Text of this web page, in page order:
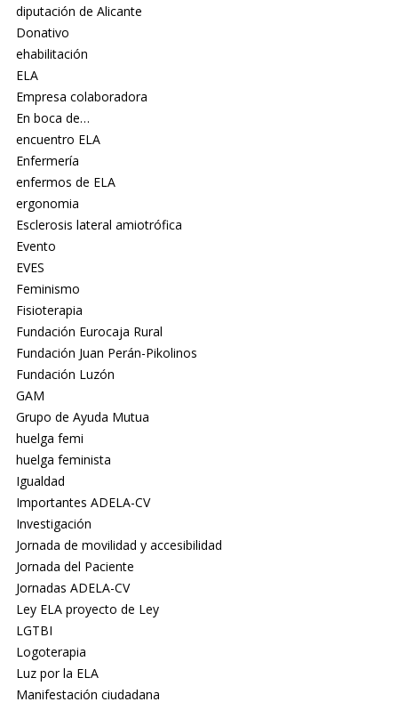
diputación de Alicante
Donativo
ehabilitación
ELA
Empresa colaboradora
En boca de…
encuentro ELA
Enfermería
enfermos de ELA
ergonomia
Esclerosis lateral amiotrófica
Evento
EVES
Feminismo
Fisioterapia
Fundación Eurocaja Rural
Fundación Juan Perán-Pikolinos
Fundación Luzón
GAM
Grupo de Ayuda Mutua
huelga femi
huelga feminista
Igualdad
Importantes ADELA-CV
Investigación
Jornada de movilidad y accesibilidad
Jornada del Paciente
Jornadas ADELA-CV
Ley ELA proyecto de Ley
LGTBI
Logoterapia
Luz por la ELA
Manifestación ciudadana